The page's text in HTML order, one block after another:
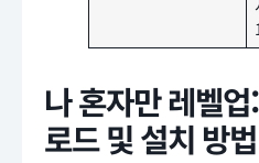
나 혼자만 레벨
로드 및 설치 방법